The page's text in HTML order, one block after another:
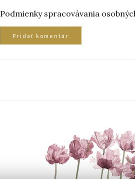
Podmienky spracovávania